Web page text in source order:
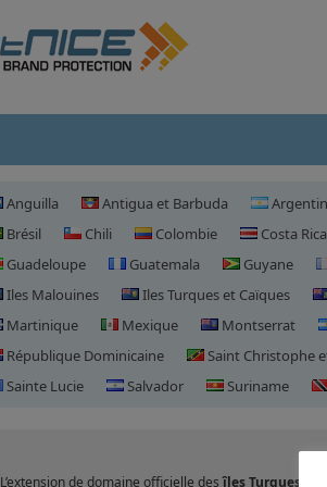
Anguilla Antigua et Barbuda
Brésil
Chili Colombie Costa Rica
Guadeloupe
Guatemala Guyane
Iles Malouines
Iles Turques et Caïques
Martinique
Mexique Montserrat
République Dominicaine
Saint Christophe
Sainte Lucie
Salvador Suriname
L’extension de domaine officielle desîles Turques et